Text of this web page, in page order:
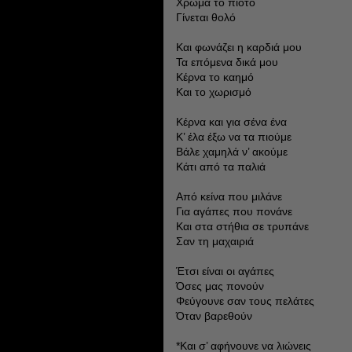
Γίνεται θολό
Και φωνάζει η καρδιά μου
Τα επόμενα δικά μου
Κέρνα το καημό
Και το χωρισμό
Κέρνα και για σένα ένα
Κ’ έλα έξω να τα πιούμε
Βάλε χαμηλά ν’ ακούμε
Κάτι από τα παλιά
Από κείνα που μιλάνε
Για αγάπες που πονάνε
Και στα στήθια σε τρυπάνε
Σαν τη μαχαιριά
Έτσι είναι οι αγάπες
Όσες μας πονούν
Φεύγουνε σαν τους πελάτες
Όταν βαρεθούν
*Και σ’ αφήνουνε να λιώνεις